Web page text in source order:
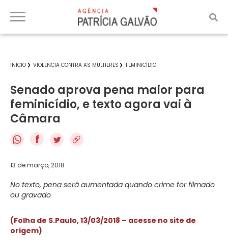
INÍCIO VIOLÊNCIA CONTRA AS MULHERES FEMINICÍDIO
Senado aprova pena maior para
feminicídio, e texto agora vai à
Câmara
f
13 de março, 2018
No texto, pena será aumentada quando crime for filmado
ou gravado
(Folha de S.Paulo, 13/03/2018 – acesse no site de
origem)